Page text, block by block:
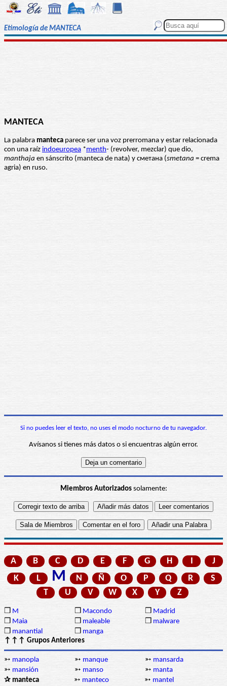
Etimología de MANTECA
MANTECA
La palabra manteca parece ser una voz prerromana y estar relacionada
con una raíz indoeuropea *menth- (revolver, mezclar) que dio,
manthaja en sánscrito (manteca de nata) y сметана (smetana = crema
agria) en ruso.
Si no puedes leer el texto, no uses el modo nocturno de tu navegador.
Avísanos si tienes más datos o si encuentras algún error.
Miembros Autorizadossolamente:
A B C D E F G H I
J
K
L M N Ñ O P Q R
S
T
U V W X Y Z
❒ M ❒ Macondo ❒ Madrid
❒ Maia ❒ maleable ❒ malware
❒ manantial ❒ manga
↑↑↑ Grupos Anteriores
➳ manopla ➳ manque ➳ mansarda
➳ mansión ➳ manso ➳ manta
✰ manteca
➳ manteco ➳ mantel